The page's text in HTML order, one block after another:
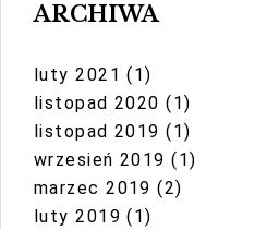
ARCHIWA
luty 2021 (1)
listopad 2020 (1)
listopad 2019 (1)
wrzesień 2019 (1)
marzec 2019 (2)
luty 2019 (1)